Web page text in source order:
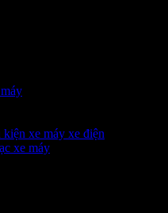
xe máy xe điện
xe máy